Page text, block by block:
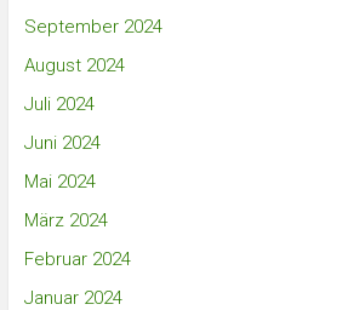
September 2024
August 2024
Juli 2024
Juni 2024
Mai 2024
März 2024
Februar 2024
Januar 2024